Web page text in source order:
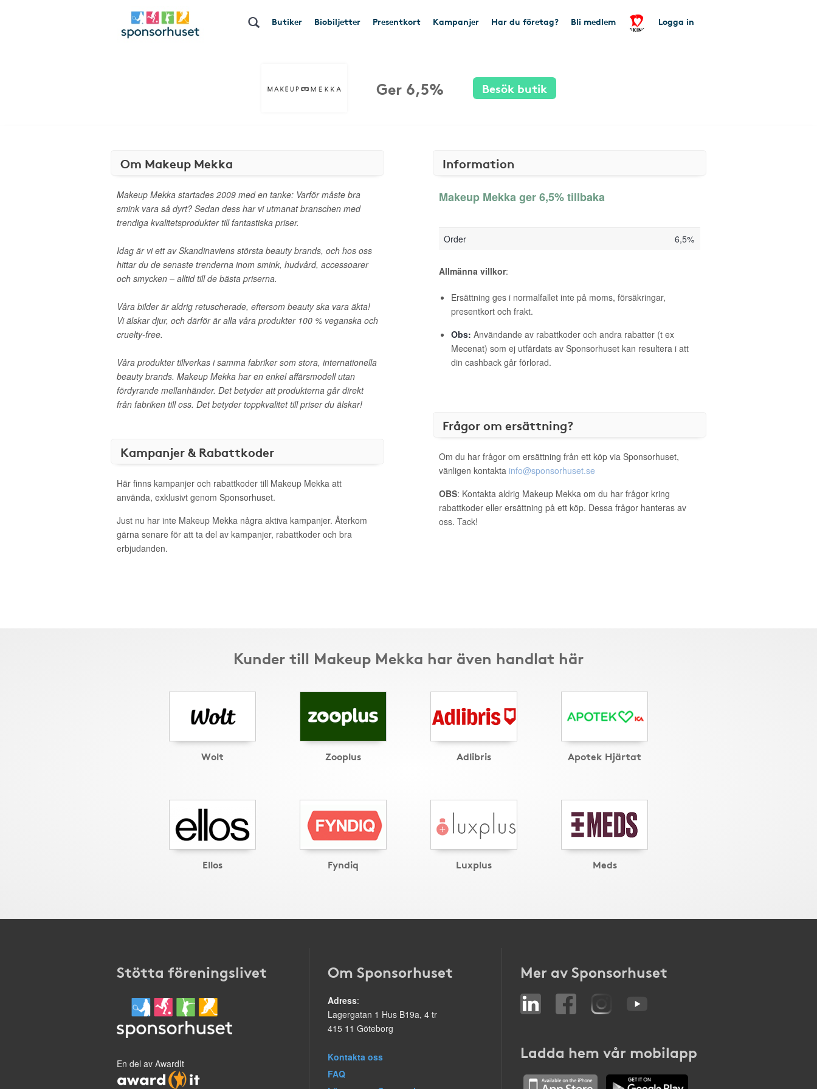
Butiker Biobiljetter Presentkort Kampanjer Har du företag? Bli medlem Logga in
Ger 6,5% Besök butik
Om Makeup Mekka
Makeup Mekka startades 2009 med en tanke: Varför måste bra
smink vara så dyrt? Sedan dess har vi utmanat branschen med
trendiga kvalitetsprodukter till fantastiska priser.
Idag är vi ett av Skandinaviens största beauty brands, och hos oss
hittar du de senaste trenderna inom smink, hudvård, accessoarer
och smycken – alltid till de bästa priserna.
Våra bilder är aldrig retuscherade, eftersom beauty ska vara äkta!
Vi älskar djur, och därför är alla våra produkter 100 % veganska och
cruelty-free.
Våra produkter tillverkas i samma fabriker som stora, internationella
beauty brands. Makeup Mekka har en enkel affärsmodell utan
fördyrande mellanhänder. Det betyder att produkterna går direkt
från fabriken till oss. Det betyder toppkvalitet till priser du älskar!
Kampanjer & Rabattkoder
Här finns kampanjer och rabattkoder till Makeup Mekka att
använda, exklusivt genom Sponsorhuset.
Just nu har inte Makeup Mekka några aktiva kampanjer. Återkom
gärna senare för att ta del av kampanjer, rabattkoder och bra
erbjudanden.
Information
Makeup Mekka ger 6,5% tillbaka
Order 6,5%
Allmänna villkor:
Ersättning ges i normalfallet inte på moms, försäkringar,
presentkort och frakt.
Obs: Användande av rabattkoder och andra rabatter (t ex
Mecenat) som ej utfärdats av Sponsorhuset kan resultera i att
din cashback går förlorad.
Frågor om ersättning?
Om du har frågor om ersättning från ett köp via Sponsorhuset,
vänligen kontakta info@sponsorhuset.se
OBS: Kontakta aldrig Makeup Mekka om du har frågor kring
rabattkoder eller ersättning på ett köp. Dessa frågor hanteras av
oss. Tack!
Kunder till Makeup Mekka har även handlat här
Wolt Zooplus Adlibris Apotek Hjärtat
Ellos Fyndiq Luxplus Meds
Stötta föreningslivet
En del av AwardIt
Om Sponsorhuset
Adress:
Lagergatan 1 Hus B19a, 4 tr
415 11 Göteborg
Kontakta oss
FAQ
Mer av Sponsorhuset
Ladda hem vår mobilapp